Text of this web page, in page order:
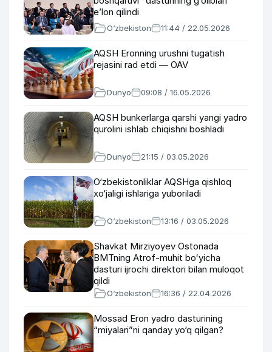
e’lon qilindi
O‘zbekiston 11:44 / 22.05.2026
AQSH Eronning urushni tugatish
rejasini rad etdi — OAV
Dunyo 09:08 / 16.05.2026
AQSH bunkerlarga qarshi yangi yadro
qurolini ishlab chiqishni boshladi
Dunyo 21:15 / 03.05.2026
O‘zbekistonliklar AQSHga qishloq
xo‘jaligi ishlariga yuboriladi
O‘zbekiston 13:16 / 03.05.2026
Shavkat Mirziyoyev Ostonada
BMTning Atrof-muhit boʻyicha
dasturi ijrochi direktori bilan muloqot
qildi
O‘zbekiston 16:36 / 22.04.2026
Mossad Eron yadro dasturining
“miyalari”ni qanday yo‘q qilgan?